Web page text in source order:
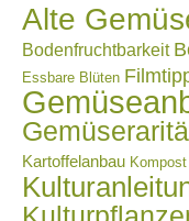
Alte
Bodenfruchtbarkeit
Essbare Blüten
Kartoffelanbau Kompost